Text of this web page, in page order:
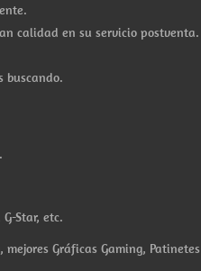
calidad en su servicio postventa.
buscando.
Star, etc.
Gráficas Gaming, Patinetes